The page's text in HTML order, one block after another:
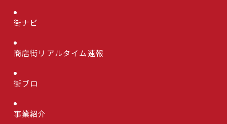
街ナビ
商店街リアルタイム速報
街ブロ
事業紹介